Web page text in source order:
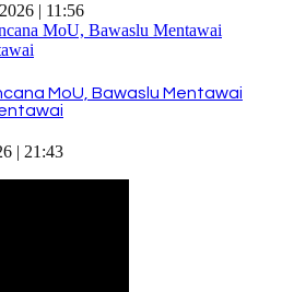
| 11:56
MoU, Bawaslu Mentawai
| 21:43